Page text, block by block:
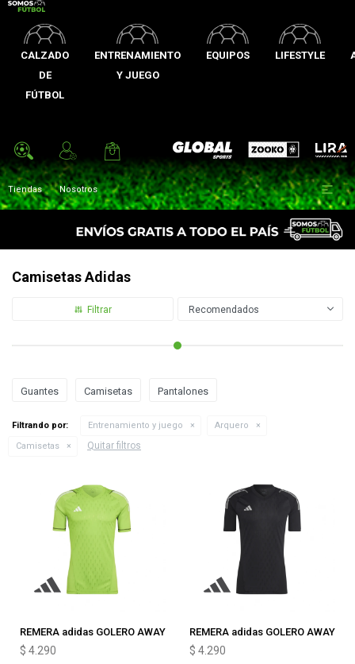
CALZADO
DE
FÚTBOL
ENTRENAMIENTO
Y JUEGO
EQUIPOS LIFESTYLE
Global Sports Zooko Lira
Tiendas Nosotros 
Camisetas Adidas
Recomendados
Guantes Camisetas Pantalones
Filtrando por: Entrenamiento y juego
Arquero
Camisetas
Quitar filtros
REMERA adidas GOLERO AWAY
$ 4.290
REMERA adidas GOLERO AWAY
$ 4.290